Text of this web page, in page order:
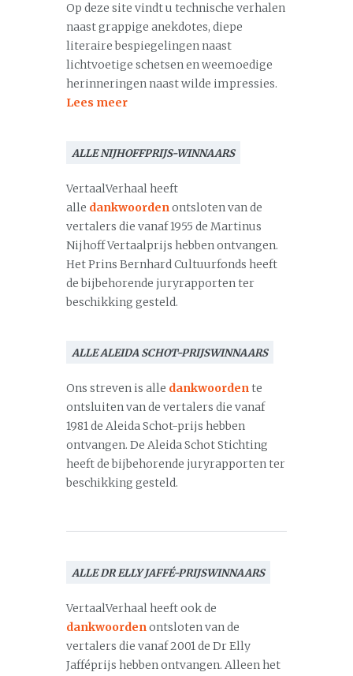
Op deze site vindt u technische verhalen
naast grappige anekdotes, diepe
literaire bespiegelingen naast
lichtvoetige schetsen en weemoedige
herinneringen naast wilde impressies.
Lees meer
ALLE NIJHOFFPRIJS-WINNAARS
VertaalVerhaal heeft
alle dankwoordenontsloten van de
vertalers die vanaf 1955 de Martinus
Nijhoff Vertaalprijs hebben ontvangen.
Het Prins Bernhard Cultuurfonds heeft
de bijbehorende juryrapporten ter
beschikking gesteld.
ALLE ALEIDA SCHOT-PRIJSWINNAARS
Ons streven is alle dankwoordente
ontsluiten van de vertalers die vanaf
1981 de Aleida Schot-prijs hebben
ontvangen. De Aleida Schot Stichting
heeft de bijbehorende juryrapporten ter
beschikking gesteld.
ALLE DR ELLY JAFFÉ-PRIJSWINNAARS
VertaalVerhaal heeft ook de
dankwoordenontsloten van de
vertalers die vanaf 2001 de Dr Elly
Jafféprijs hebben ontvangen. Alleen het